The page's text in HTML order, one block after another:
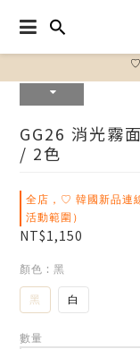
♡
GG26 消光霧
/ 2色
全店，♡ 韓國新品連
活動範圍）
NT$1,150
顏色 : 黑
黑 白
數量